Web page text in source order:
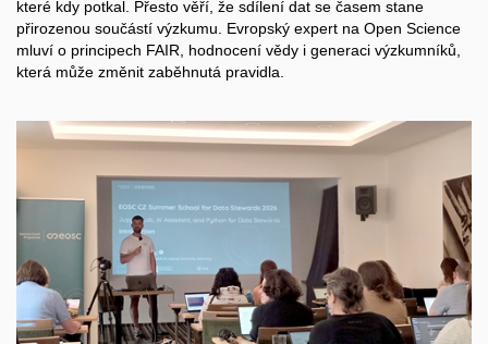
které kdy potkal. Přesto věří, že sdílení dat se časem stane
přirozenou součástí výzkumu. Evropský expert na Open Science
mluví o principech FAIR, hodnocení vědy i generaci výzkumníků,
která může změnit zaběhnutá pravidla.